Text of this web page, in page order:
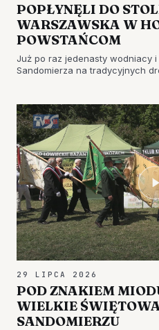
POPŁYNĘLI DO
WARSZAWSKA W
POWSTAŃCOM
Już po raz jedenasty wodniacy i
Sandomierza na tradycyjnych
29 LIPCA 2026
POD ZNAKIEM
WIELKIE
SANDOMIERZU